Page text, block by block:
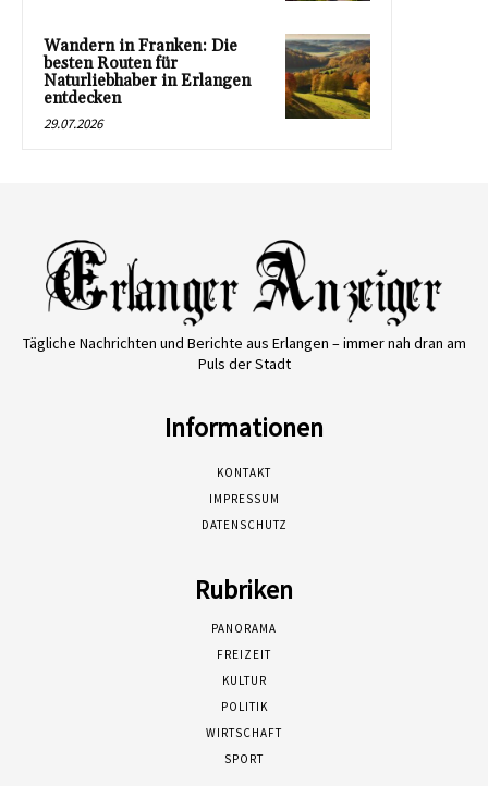
Wandern in Franken: Die
besten Routen für
Naturliebhaber in Erlangen
entdecken
29.07.2026
Tägliche Nachrichten und Berichte aus Erlangen – immer nah dran am
Puls der Stadt
Informationen
KONTAKT
IMPRESSUM
DATENSCHUTZ
Rubriken
PANORAMA
FREIZEIT
KULTUR
POLITIK
WIRTSCHAFT
SPORT